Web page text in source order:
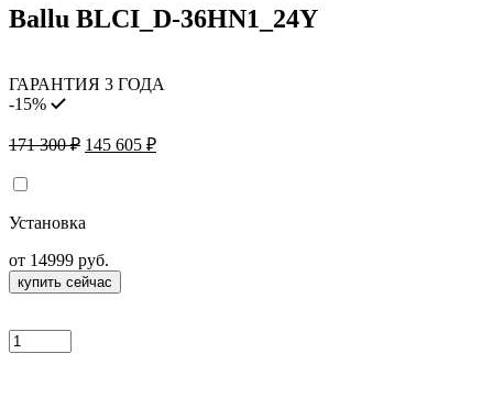
Ballu BLCI_D-36HN1_24Y
ГАРАНТИЯ 3 ГОДА
-15%
171 300₽ Первоначальная
300 ₽.
145 605 ₽Текущая
Установка
от 14999 руб.
купить сейчас